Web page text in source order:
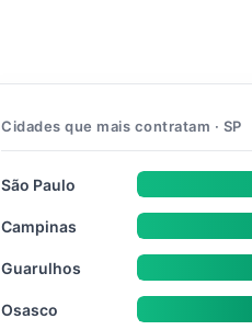
Cidades que mais contratam · SP
São Paulo
Campinas
Guarulhos
Osasco